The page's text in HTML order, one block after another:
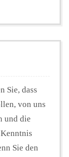
Sie, dass
von uns
und die
Sie den